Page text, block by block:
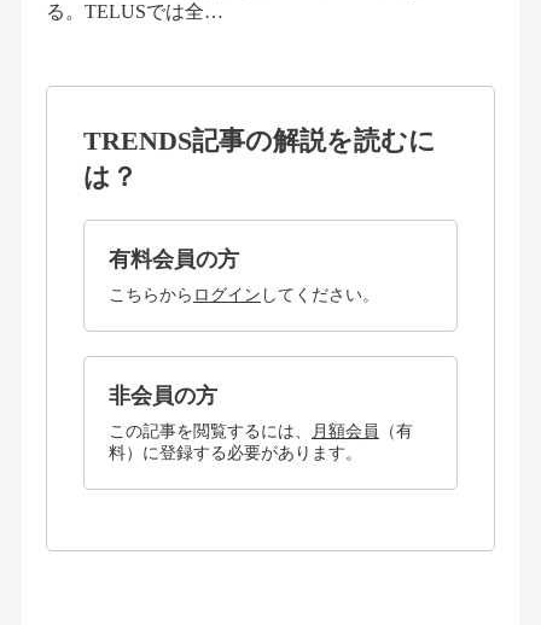
る。TELUSでは全…
TRENDS記事の解説を読むに
は？
有料会員の方
こちらから ログイン してください。
非会員の方
この記事を閲覧するには、 月額会員
（有
料）に登録する必要があります。